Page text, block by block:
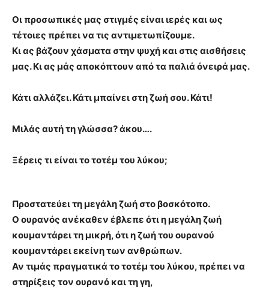
Οι προσωπικές μας στιγμές είναι ιερές και ως
τέτοιες πρέπει να τις αντιμετωπίζουμε.
Κι ας βάζουν χάσματα στην ψυχή και στις αισθήσεις
μας. Κι ας μάς αποκόπτουν από τα παλιά όνειρά μας.
Κάτι αλλάζει. Κάτι μπαίνει στη ζωή σου. Κάτι!
Μιλάς αυτή τη γλώσσα? άκου….
Ξέρεις τι είναι το τοτέμ του λύκου;
Προστατεύει τη μεγάλη ζωή στο βοσκότοπο.
Ο ουρανός ανέκαθεν έβλεπε ότι η μεγάλη ζωή
κουμαντάρει τη μικρή, ότι η ζωή του ουρανού
κουμαντάρει εκείνη των ανθρώπων.
Αν τιμάς πραγματικά το τοτέμ του λύκου, πρέπει να
στηρίξεις τον ουρανό και τη γη,